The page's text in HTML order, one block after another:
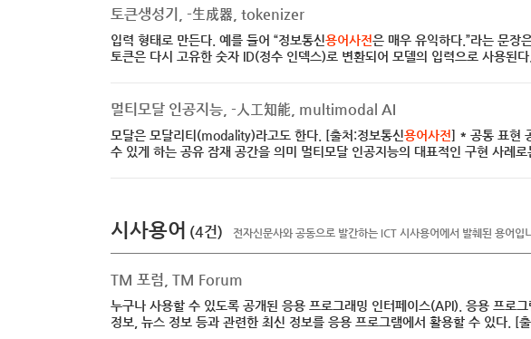
토큰생성기, -生成器, tokenizer
입력 형태로 만든다. 예를 들어 “정보통신용어사전은 매우 유익하다.”라는 문장
토큰은 다시 고유한 숫자 ID(정수 인덱스)로 변환되어 모델의 입력으로 사용된다.
멀티모달 인공지능, -人工知能, multimodal AI
모달은 모달리티(modality)라고도 한다. [출처:정보통신용어사전] * 공통 표현
수 있게 하는 공유 잠재 공간을 의미 멀티모달 인공지능의 대표적인 구현 사례
시사용어 (4건) 전자신문사와 공동으로 발간하는 ICT 시사용어에서 발췌된 용어입
TM 포럼, TM Forum
누구나 사용할 수 있도록 공개된 응용 프로그래밍 인터페이스(API). 응용 프로
정보, 뉴스 정보 등과 관련한 최신 정보를 응용 프로그램에서 활용할 수 있다. [